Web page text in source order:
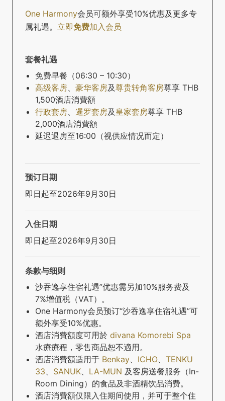
One Harmony会员可额外享受10%优惠及更多专
属礼遇。 立即免费加入会员
套餐礼遇
免费早餐（06:30 – 10:30）
高级客房、 豪华客房及尊贵转角客房尊享 THB
1,500酒店消費額
行政套房、 暹罗套房及 皇家套房尊享 THB
2,000酒店消費額
延迟退房至16:00（视供应情况而定）
预订日期
即日起至2026年9月30日
入住日期
即日起至2026年9月30日
条款与细则
沙吞逸享住宿礼遇”优惠需另加10%服务费及
7%增值税（VAT）。
One Harmony会员预订“沙吞逸享住宿礼遇”可
额外享受10%优惠。
酒店消費額度可用於 divana Komorebi Spa
水療療程，零售商品恕不適用。
酒店消費額适用于 Benkay、 ICHO、 TENKU
33、 SANUK、 LA-MUN 及客房送餐服务（In-
Room Dining）的食品及非酒精饮品消费。
酒店消費額仅限入住期间使用，并可于整个住